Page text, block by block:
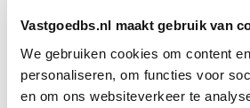
Vastgoedbs.nl maakt gebruik van
We gebruiken cookies om content
personaliseren, om functies voor
en om ons websiteverkeer te
langetermijnoplossing, wordt
een noodzakelijke maatregel is
schaarste te bestrijden.